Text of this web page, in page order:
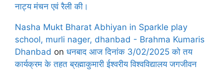
नाट्य मंचन एवं रैली की।
Nasha Mukt Bharat Abhiyan in Sparkle play
school, murli nager, dhanbad - Brahma Kumaris
Dhanbad on धनबाद आज दिनांक 3/02/2025 को तय
कार्यक्रम के तहत ब्रह्माकुमारी ईश्वरीय विश्वविद्यालय जगजीवन